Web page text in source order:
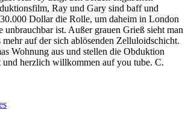
Ray und Gary sind baff und
Dollar die Rolle, um daheim in London
unbrauchbar ist. Außer grauen Grieß sieht man
mehr auf der sich ablösenden Zelluloidschicht.
Wohnung aus und stellen die Obduktion
und herzlich willkommen auf you tube. C.